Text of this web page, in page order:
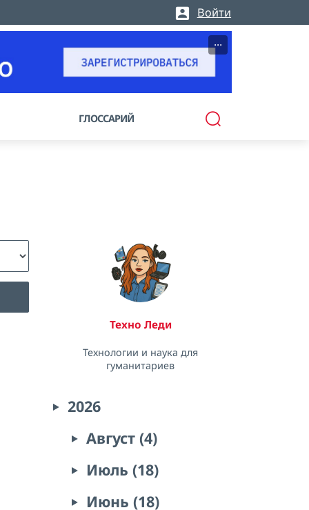
Войти
···
ГЛОССАРИЙ
Техно Леди
Технологии и наука для
гуманитариев
2026
Август (4)
Июль (18)
Июнь (18)